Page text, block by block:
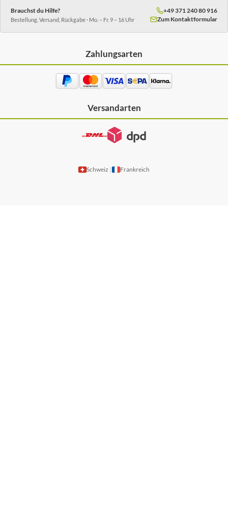
Brauchst du Hilfe?
Bestellung, Versand, Rückgabe · Mo. – Fr. 9 – 16 Uhr
+49 371 240 80 916
Zum Kontaktformular
Zahlungsarten
Versandarten
Schweiz Frankreich